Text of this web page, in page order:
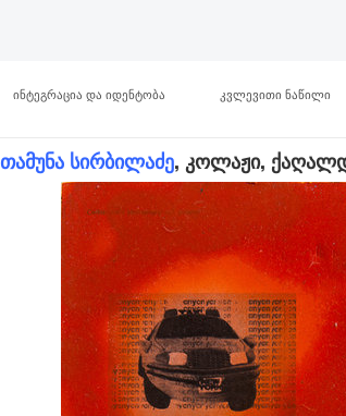
ინტეგრაცია და იდენტობა კვლევითი ნაწილი
თამუნა სირბილაძე, კოლაჟი,